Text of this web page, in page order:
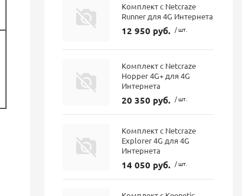
Комплект с Netcraze
Runner для 4G Интернета
12 950 руб. / шт.
Комплект с Netcraze
Hopper 4G+ для 4G
Интернета
20 350 руб. / шт.
Комплект с Netcraze
Explorer 4G для 4G
Интернета
14 050 руб. / шт.